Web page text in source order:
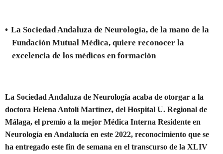
• La Sociedad Andaluza de Neurología, de la mano de la
Fundación Mutual Médica, quiere reconocer la
excelencia de los médicos en formación
La Sociedad Andaluza de Neurología acaba de otorgar a la
doctora Helena Antolí Martínez, del Hospital U. Regional de
Málaga, el premio a la mejor Médica Interna Residente en
Neurología en Andalucía en este 2022, reconocimiento que se
ha entregado este fin de semana en el transcurso de la XLIV